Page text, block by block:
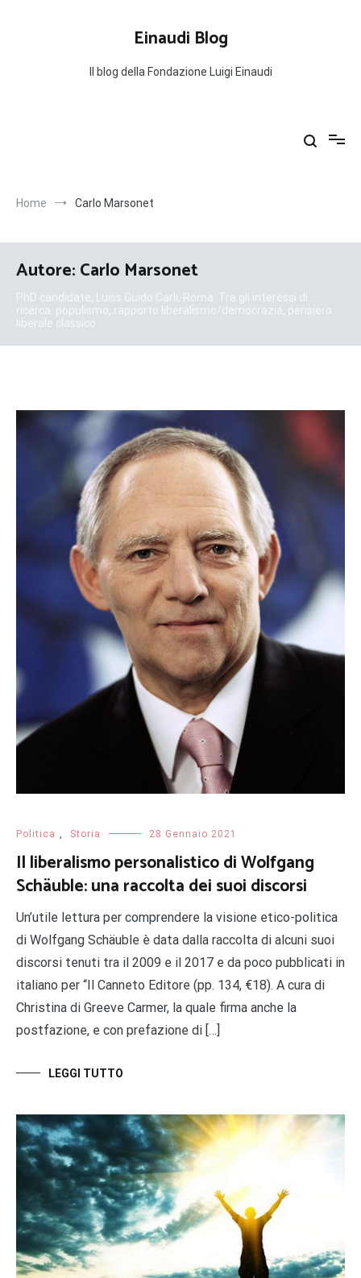
Einaudi Blog
Il blog della Fondazione Luigi Einaudi
Home Carlo Marsonet
Autore:Carlo Marsonet
PhD candidate, Luiss Guido Carli, Roma. Tra gli interessi di
ricerca: populismo, rapporto liberalismo/democrazia, pensiero
liberale classico
Politica , Storia 28 Gennaio 2021
Il liberalismo personalistico di Wolfgang
Schäuble: una raccolta dei suoi discorsi
Un’utile lettura per comprendere la visione etico-politica
di Wolfgang Schäuble è data dalla raccolta di alcuni suoi
discorsi tenuti tra il 2009 e il 2017 e da poco pubblicati in
italiano per “Il Canneto Editore (pp. 134, €18). A cura di
Christina di Greeve Carmer, la quale firma anche la
postfazione, e con prefazione di […]
LEGGI TUTTO